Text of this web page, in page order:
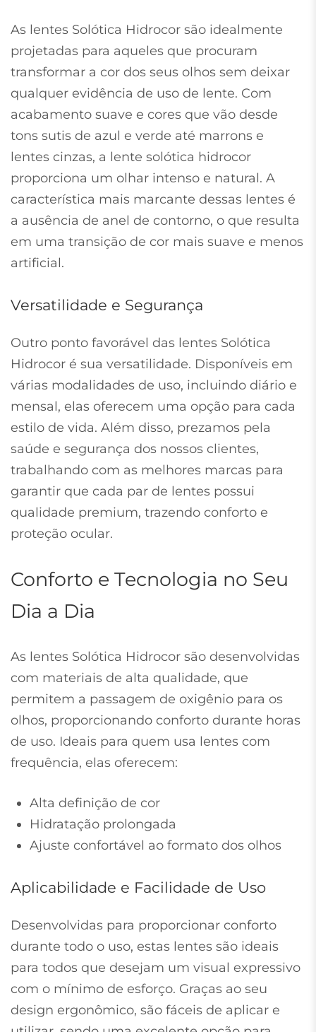
As lentes Solótica Hidrocor são idealmente
projetadas para aqueles que procuram
transformar a cor dos seus olhos sem deixar
qualquer evidência de uso de lente. Com
acabamento suave e cores que vão desde
tons sutis de azul e verde até marrons e
lentes cinzas, a lente solótica hidrocor
proporciona um olhar intenso e natural. A
característica mais marcante dessas lentes é
a ausência de anel de contorno, o que resulta
em uma transição de cor mais suave e menos
artificial.
Versatilidade e Segurança
Outro ponto favorável das lentes Solótica
Hidrocor é sua versatilidade. Disponíveis em
várias modalidades de uso, incluindo diário e
mensal, elas oferecem uma opção para cada
estilo de vida. Além disso, prezamos pela
saúde e segurança dos nossos clientes,
trabalhando com as melhores marcas para
garantir que cada par de lentes possui
qualidade premium, trazendo conforto e
proteção ocular.
Conforto e Tecnologia no Seu
Dia a Dia
As lentes Solótica Hidrocor são desenvolvidas
com materiais de alta qualidade, que
permitem a passagem de oxigênio para os
olhos, proporcionando conforto durante horas
de uso. Ideais para quem usa lentes com
frequência, elas oferecem:
Alta definição de cor
Hidratação prolongada
Ajuste confortável ao formato dos olhos
Aplicabilidade e Facilidade de Uso
Desenvolvidas para proporcionar conforto
durante todo o uso, estas lentes são ideais
para todos que desejam um visual expressivo
com o mínimo de esforço. Graças ao seu
design ergonômico, são fáceis de aplicar e